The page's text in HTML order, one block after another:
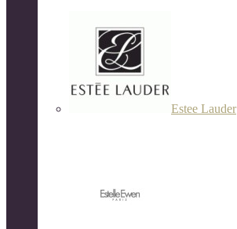
Estee Lauder